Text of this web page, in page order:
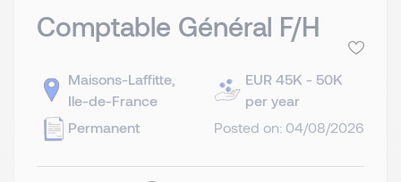
Comptable Général F/H
Maisons-Laffitte,
Ile-de-France
Permanent
EUR 45K - 50K
per year
Posted on: 04/08/2026